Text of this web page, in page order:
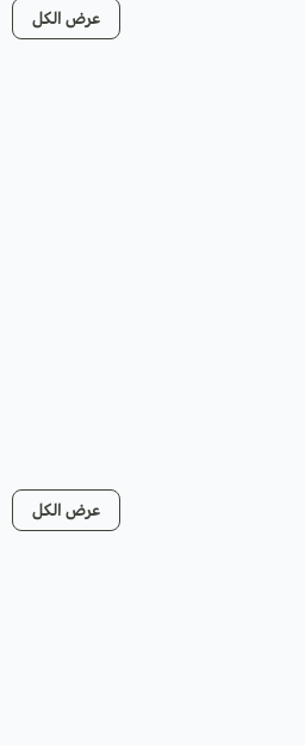
عرض الكل
عرض الكل